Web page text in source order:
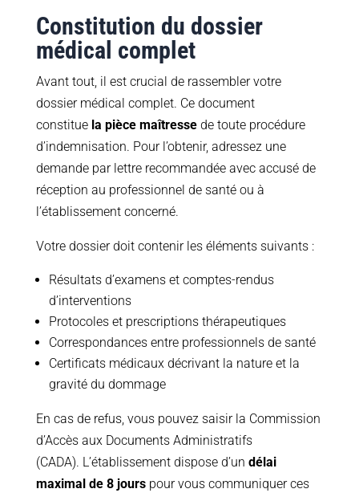
Constitution du dossier
médical complet
Avant tout, il est crucial de rassembler votre
dossier médical complet. Ce document
constitue la pièce maîtressede toute procédure
d’indemnisation. Pour l’obtenir, adressez une
demande par lettre recommandée avec accusé de
réception au professionnel de santé ou à
l’établissement concerné.
Votre dossier doit contenir les éléments suivants :
Résultats d’examens et comptes-rendus
d’interventions
Protocoles et prescriptions thérapeutiques
Correspondances entre professionnels de santé
Certificats médicaux décrivant la nature et la
gravité du dommage
En cas de refus, vous pouvez saisir la Commission
d’Accès aux Documents Administratifs
(CADA). L’établissement dispose d’un délai
maximal de 8 jourspour vous communiquer ces